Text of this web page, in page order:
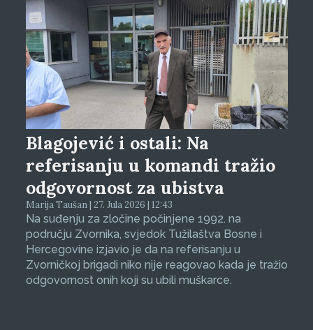
Blagojević i ostali: Na
referisanju u komandi tražio
odgovornost za ubistva
Marija Taušan | 27. Jula 2026 | 12:43
Na suđenju za zločine počinjene 1992. na
području Zvornika, svjedok Tužilaštva Bosne i
Hercegovine izjavio je da na referisanju u
Zvorničkoj brigadi niko nije reagovao kada je tražio
odgovornost onih koji su ubili muškarce.